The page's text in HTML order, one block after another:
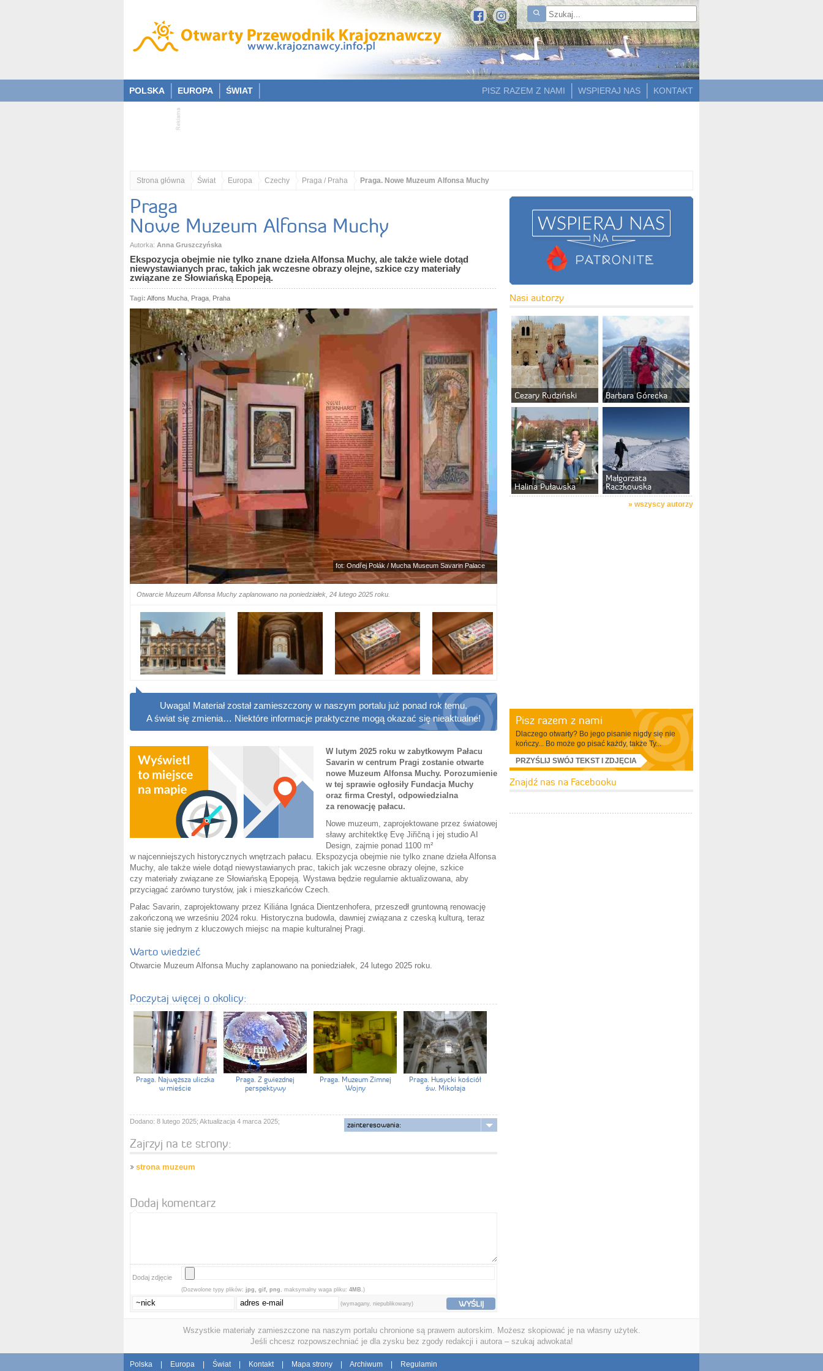
POLSKA EUROPA ŚWIAT KONTAKT
WSPIERAJ NAS
PISZ RAZEM Z NAMI
Strona główna Świat Europa Czechy Praga / Praha Praga. Nowe Muzeum Alfonsa Muchy
Praga
Nowe Muzeum Alfonsa Muchy
Autorka: Anna Gruszczyńska
Ekspozycja obejmie nie tylko znane dzieła Alfonsa Muchy, ale także wiele dotąd
niewystawianych prac, takich jak wczesne obrazy olejne, szkice czy materiały
związane ze Słowiańską Epopeją.
Tagi: Alfons Mucha Praga Praha
fot: Ondřej Polák / Mucha Museum Savarin Palace
Otwarcie Muzeum Alfonsa Muchy zaplanowano na poniedziałek, 24 lutego 2025 roku.
Uwaga! Materiał został zamieszczony w naszym portalu już ponad rok temu.
A świat się zmienia… Niektóre informacje praktyczne mogą okazać się nieaktualne!
W lutym 2025 roku w zabytkowym Pałacu
Savarin w centrum Pragi zostanie otwarte
nowe Muzeum Alfonsa Muchy. Porozumienie
w tej sprawie ogłosiły Fundacja Muchy
oraz firma Crestyl, odpowiedzialna
za renowację pałacu.
Nowe muzeum, zaprojektowane przez światowej
sławy architektkę Evę Jiřičną i jej studio AI
Design, zajmie ponad 1100 m²
w najcenniejszych historycznych wnętrzach pałacu. Ekspozycja obejmie nie tylko znane dzieła Alfonsa
Muchy, ale także wiele dotąd niewystawianych prac, takich jak wczesne obrazy olejne, szkice
czy materiały związane ze Słowiańską Epopeją. Wystawa będzie regularnie aktualizowana, aby
przyciągać zarówno turystów, jak i mieszkańców Czech.
Pałac Savarin, zaprojektowany przez Kiliána Ignáca Dientzenhofera, przeszedł gruntowną renowację
zakończoną we wrześniu 2024 roku. Historyczna budowla, dawniej związana z czeską kulturą, teraz
stanie się jednym z kluczowych miejsc na mapie kulturalnej Pragi.
Warto wiedzieć
Otwarcie Muzeum Alfonsa Muchy zaplanowano na poniedziałek, 24 lutego 2025 roku.
Poczytaj więcej o okolicy:
Praga. Najwęższa uliczka
w mieście
Praga. Z gwiezdnej
perspektywy
Praga. Muzeum Zimnej
Wojny
Praga. Husycki kościół
św. Mikołaja
Dodano: 8 lutego 2025; Aktualizacja 4 marca 2025; zainteresowania:
Zajrzyj na te strony:
strona muzeum
Dodaj komentarz
Dodaj zdjęcie
(Dozwolone typy plików: jpg, gif, png , maksymalny waga pliku: 4MB.)
(wymagany, niepublikowany) WYŚLIJ
Nasi autorzy
Cezary Rudziński Barbara Górecka
Halina Puławska
Małgorzata
Raczkowska
» wszyscy autorzy
Pisz razem z nami
Dlaczego otwarty? Bo jego pisanie nigdy się nie
kończy... Bo może go pisać każdy, także Ty...
PRZYŚLIJ SWÓJ TEKST I ZDJĘCIA
Znajdź nas na Facebooku
Wszystkie materiały zamieszczone na naszym portalu chronione są prawem autorskim. Możesz skopiować je na własny użytek.
Jeśli chcesz rozpowszechniać je dla zysku bez zgody redakcji i autora – szukaj adwokata!
Polska Europa Świat Kontakt Mapa strony Archiwum Regulamin